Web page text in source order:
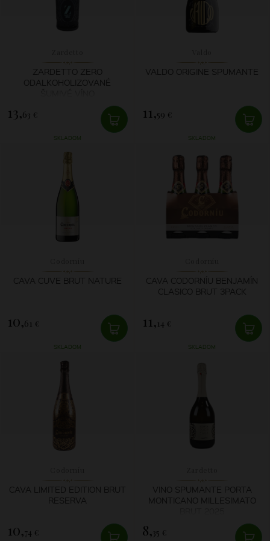
ZARDETTO ZERO
ODALKOHOLIZOVANÉ
13,63 €
SKLADOM
VALDO ORIGINE SPUMANTE
11,59 €
SKLADOM
CAVA CUVE BRUT NATURE
10,61 €
SKLADOM
CAVA CODORNÍU BENJAMÍN
CLASICO BRUT 3PACK
11, 14 €
SKLADOM
CAVA LIMITED EDITION BRUT
RESERVA
10,74 €
VINO SPUMANTE PORTA
MONTICANO MILLESIMATO
8, 35 €